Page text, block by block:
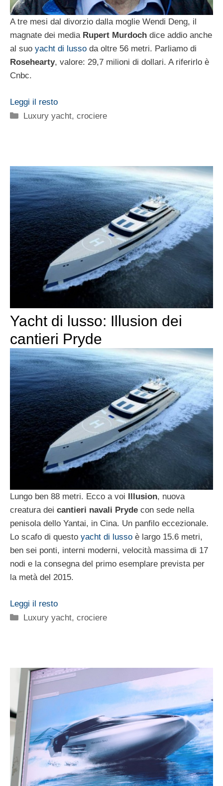
A tre mesi dal divorzio dalla moglie Wendi Deng, il
magnate dei media Rupert Murdoch dice addio anche
al suo yacht di lusso da oltre 56 metri. Parliamo di
Rosehearty, valore: 29,7 milioni di dollari. A riferirlo è
Cnbc.
Leggi il resto
Categorie
Luxury yacht, crociere
Yacht di lusso: Illusion dei
cantieri Pryde
Lungo ben 88 metri. Ecco a voi Illusion, nuova
creatura dei cantieri navali Pryde con sede nella
penisola dello Yantai, in Cina. Un panfilo eccezionale.
Lo scafo di questo yacht di lusso è largo 15.6 metri,
ben sei ponti, interni moderni, velocità massima di 17
nodi e la consegna del primo esemplare prevista per
la metà del 2015.
Leggi il resto
Categorie
Luxury yacht, crociere